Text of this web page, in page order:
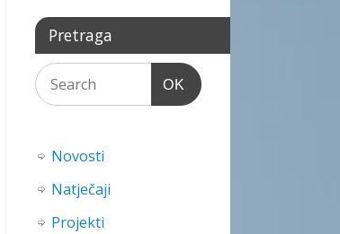
Pretraga
OK
Novosti
Natječaji
Projekti